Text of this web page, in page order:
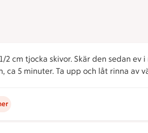
2 cm tjocka skivor. Skär den sedan ev
5 minuter. Ta upp och låt rinna av